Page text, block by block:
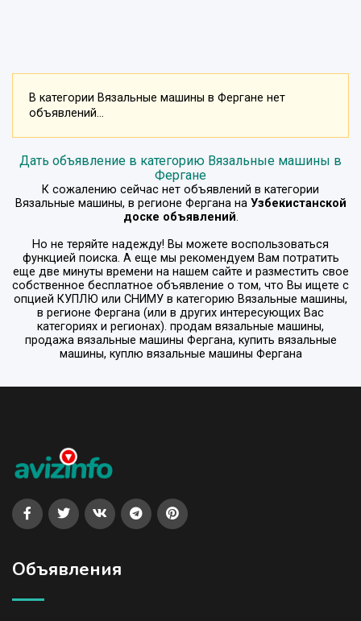
В категории Вязальные машины в Фергане нет
объявлений...
Дать объявление в категорию Вязальные машины в
Фергане
К сожалению сейчас нет объявлений в категории
Вязальные машины, в регионе Ферганана Узбекистанской
доске объявлений.
Но не теряйте надежду! Вы можете воспользоваться
функцией поиска. А еще мы рекомендуем Вам потратить
еще две минуты времени на нашем сайте и разместить свое
собственное бесплатное объявление о том, что Вы ищете с
опцией КУПЛЮ или СНИМУ в категорию Вязальные машины,
в регионе Фергана (или в других интересующих Вас
категориях и регионах). продам вязальные машины,
продажа вязальные машины Фергана, купить вязальные
машины, куплю вязальные машины Фергана
Объявления